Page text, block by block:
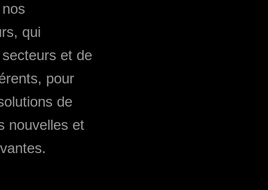
qui
et de
pour
de
nouvelles et